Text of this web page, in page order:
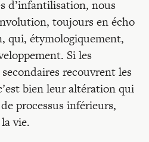
d’infantilisation, nous
toujours en écho
qui, étymologiquement,
Si les
recouvrent les
bien leur altération qui
processus inférieurs,
vie.